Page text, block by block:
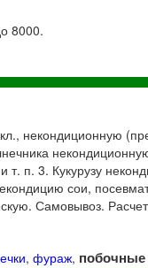
8000.
некондиционную
п. 3. Кукурузу
сои,
Самовывоз.
,фураж,